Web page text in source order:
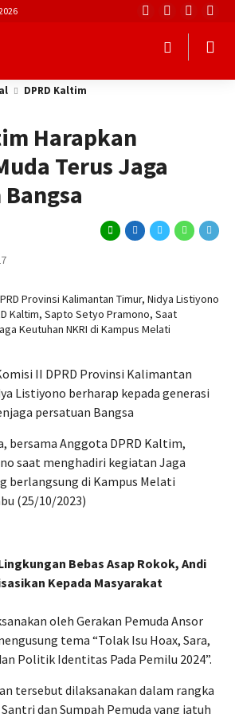
DPRD Kaltim
Harapkan
Terus Jaga
Provinsi Kalimantan Timur, Nidya Listiyono
Kaltim, Sapto Setyo Pramono, Saat
Keutuhan NKRI di Kampus Melati
II DPRD Provinsi Kalimantan
Listiyono berharap kepada generasi
persatuan Bangsa
bersama Anggota DPRD Kaltim,
saat menghadiri kegiatan Jaga
berlangsung di Kampus Melati
(25/10/2023)
Bebas Asap Rokok, Andi
Kepada Masyarakat
oleh Gerakan Pemuda Ansor
tema “Tolak Isu Hoax, Sara,
Politik Identitas Pada Pemilu 2024”.
tersebut dilaksanakan dalam rangka
dan Sumpah Pemuda yang jatuh